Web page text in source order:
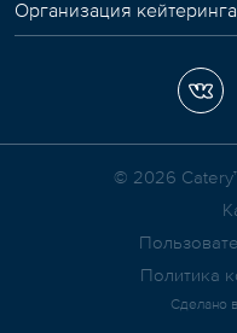
Организация кейтеринга
© 2026
Политика
Сделано в